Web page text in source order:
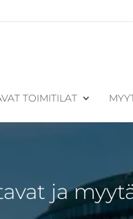
TOIMITILAT
ja